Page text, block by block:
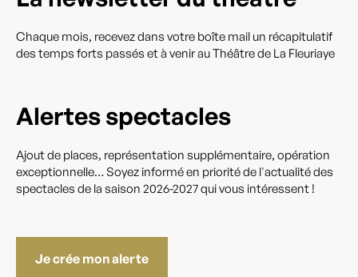
Chaque mois, recevez dans votre boîte mail un récapitulatif
des temps forts passés et à venir au Théâtre de La Fleuriaye
Alertes spectacles
Ajout de places, représentation supplémentaire, opération
exceptionnelle… Soyez informé en priorité de l'actualité des
spectacles de la saison 2026-2027 qui vous intéressent !
Je crée mon alerte